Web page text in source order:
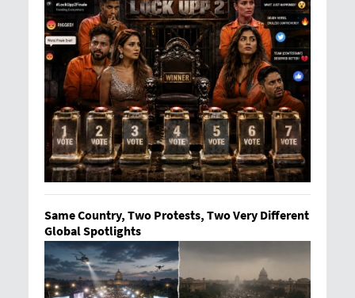
Same Country, Two Protests, Two Very Different
Global Spotlights